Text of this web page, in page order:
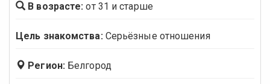
В возрасте: от 31 и старше
Цель знакомства: Серьёзные отношения
Регион: Белгород